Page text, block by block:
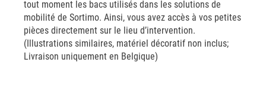
tout moment les bacs utilisés dans les solutions de
mobilité de Sortimo. Ainsi, vous avez accès à vos petites
pièces directement sur le lieu d’intervention.
(Illustrations similaires, matériel décoratif non inclus;
Livraison uniquement en Belgique)